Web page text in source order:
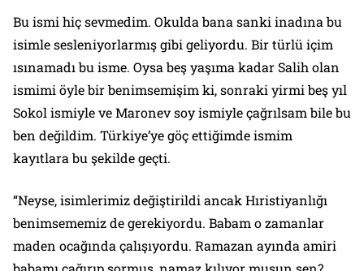
Bu ismi hiç sevmedim. Okulda bana sanki inadına bu
isimle sesleniyorlarmış gibi geliyordu. Bir türlü içim
ısınamadı bu isme. Oysa beş yaşıma kadar Salih olan
ismimi öyle bir benimsemişim ki, sonraki yirmi beş yıl
Sokol ismiyle ve Maronev soy ismiyle çağrılsam bile bu
ben değildim. Türkiye’ye göç ettiğimde ismim
kayıtlara bu şekilde geçti.
“Neyse, isimlerimiz değiştirildi ancak Hıristiyanlığı
benimsememiz de gerekiyordu. Babam o zamanlar
maden ocağında çalışıyordu. Ramazan ayında amiri